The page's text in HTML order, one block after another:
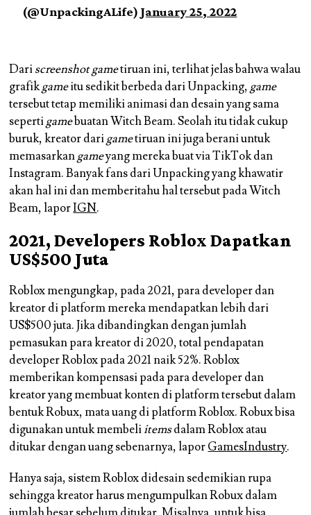
(@UnpackingALife)January 25, 2022
Dariscreenshot gametiruan ini, terlihat jelas bahwa walau
grafikgameitu sedikit berbeda dari Unpacking, game
tersebut tetap memiliki animasi dan desain yang sama
sepertigamebuatan Witch Beam. Seolah itu tidak cukup
buruk, kreator darigametiruan ini juga berani untuk
memasarkangameyang mereka buat via TikTok dan
Instagram. Banyak fans dari Unpacking yang khawatir
akan hal ini dan memberitahu hal tersebut pada Witch
Beam, laporIGN.
2021, Developers Roblox Dapatkan
US$500 Juta
Roblox mengungkap, pada 2021, para developer dan
kreator di platform mereka mendapatkan lebih dari
US$500 juta. Jika dibandingkan dengan jumlah
pemasukan para kreator di 2020, total pendapatan
developer Roblox pada 2021 naik 52%. Roblox
memberikan kompensasi pada para developer dan
kreator yang membuat konten di platform tersebut dalam
bentuk Robux, mata uang di platform Roblox. Robux bisa
digunakan untuk membeliitemsdalam Roblox atau
ditukar dengan uang sebenarnya, laporGamesIndustry.
Hanya saja, sistem Roblox didesain sedemikian rupa
sehingga kreator harus mengumpulkan Robux dalam